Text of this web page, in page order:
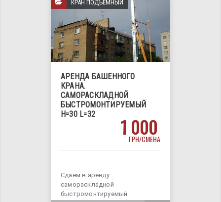
КРАН ПОДЪЕМНЫЙ
АРЕНДА БАШЕННОГО
КРАНА.
САМОРАСКЛАДНОЙ
БЫСТРОМОНТИРУЕМЫЙ
Н=30 L=32
1 000
ГРН/СМЕНА
Сдаём в аренду
самораскладной
быстромонтируемый